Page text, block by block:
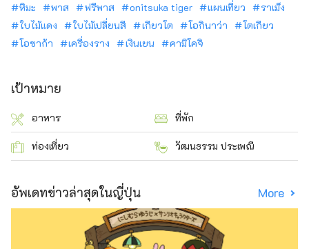
หิมะ
พาส ฟรีพาส onitsuka tiger แผนเที่ยว
ราเม็ง
ใบไม้แดง
ใบไม้เปลี่ยนสี เกียวโต โอกินาว่า
โตเกียว
โอซาก้า
เครื่องราง เงินเยน คามิโคจิ
เป้าหมาย
อาหาร ที่พัก
ท่องเที่ยว วัฒนธรรม ประเพณี
อัพเดทข่าวล่าสุดในญี่ปุ่น More